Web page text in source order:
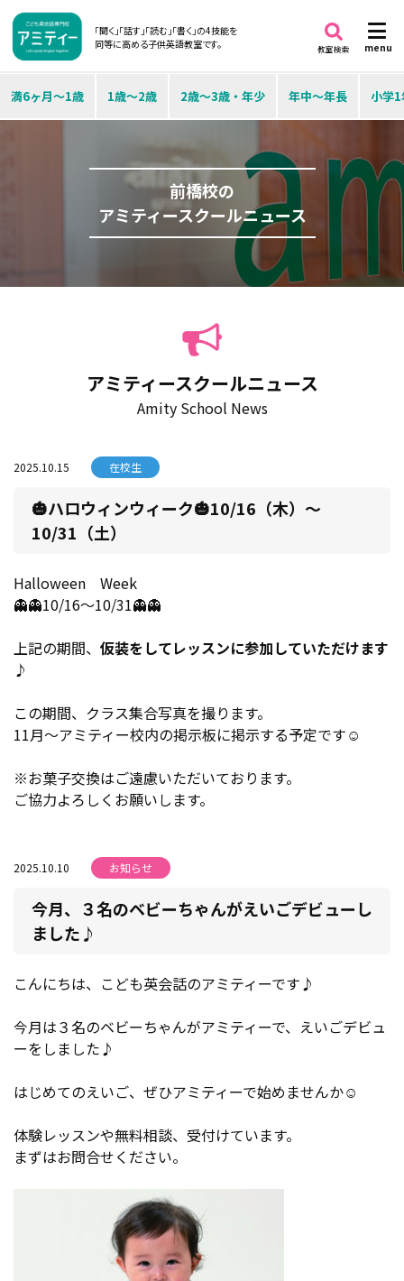
「聞く」「話す」「読む」「書く」の4技能を
同等に高める子供英語教室です。
menu
教室検索
満6ヶ月～1歳 1歳～2歳 2歳～3歳・年少 年中～年長 小学
前橋校の
アミティースクールニュース
アミティースクールニュース
Amity School News
2025.10.15 在校生
🎃ハロウィンウィーク🎃10/16（木）～
10/31（土）
Halloween Week
👻👻10/16～10/31👻👻
上記の期間、 仮装をしてレッスンに参加していただけます
♪
この期間、クラス集合写真を撮ります。
11月～アミティー校内の掲示板に掲示する予定です☺
※お菓子交換はご遠慮いただいております。
ご協力よろしくお願いします。
2025.10.10 お知らせ
今月、３名のベビーちゃんがえいごデビューし
ました♪
こんにちは、こども英会話のアミティーです♪
今月は３名のベビーちゃんがアミティーで、えいごデビュ
ーをしました♪
はじめてのえいご、ぜひアミティーで始めませんか☺
体験レッスンや無料相談、受付けています。
まずはお問合せください。